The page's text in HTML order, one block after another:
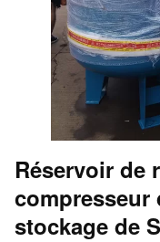
Réservoir de
stockage de